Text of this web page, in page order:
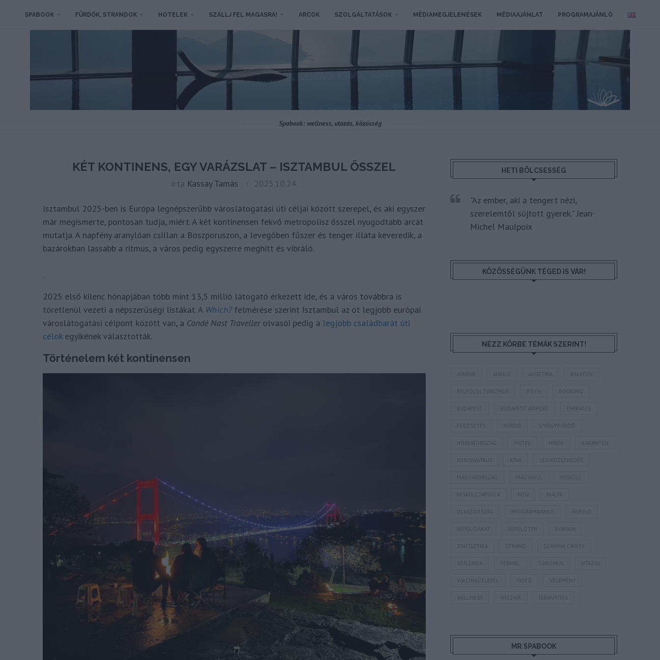
SPABOOK FÜRDŐK, STRANDOK HOTELEK SZÁLLJ FEL MAGASRA! ARCOK SZOLGÁLTATÁSOK MÉDIAMEGJELENÉSEK MÉDIAAJÁNLAT PROGRAMAJÁNLÓ
Spabook: wellness, utazás, közösség
KÉT KONTINENS, EGY VARÁZSLAT – ISZTAMBUL ŐSSZEL
írta Kassay Tamás 2025.10.24.
Isztambul 2025-ben is Európa legnépszerűbb városlátogatási úti céljai között szerepel, és aki egyszer
már megismerte, pontosan tudja, miért. A két kontinensen fekvő metropolisz ősszel nyugodtabb arcát
mutatja. A napfény aranylóan csillan a Boszporuszon, a levegőben fűszer és tenger illata keveredik, a
bazárokban lassabb a ritmus, a város pedig egyszerre meghitt és vibráló.
.
2025 első kilenc hónapjában több mint 13,5 millió látogató érkezett ide, és a város továbbra is
töretlenül vezeti a népszerűségi listákat. A Which?felmérése szerint Isztambul az öt legjobb európai
városlátogatási célpont között van, a Condé Nast Travellerolvasói pedig a legjobb családbarát úti
célokegyikének választották.
Történelem két kontinensen
HETI BÖLCSESSÉG
"Az ember, aki a tengert nézi,
szerelemtől sújtott gyerek." Jean-
Michel Maulpoix
KÖZÖSSÉGÜNK TÉGED IS VÁR!
NÉZZ KÖRBE TÉMÁK SZERINT!
AIRBNB AJÁNLÓ AUSZTRIA BALATON
BELFÖLDI TURIZMUS BGYH BOOKING
BUDAPEST BUDAPEST AIRPORT EMIRATES
FEJLESZTÉS FÜRDŐ GYÓGYFÜRDŐ
HORVÁTORSZÁG HOTEL HÍREK KARANTÉN
KORONAVÍRUS KÍNA LÉGIKÖZLEKEDÉS
MAGYARORSZÁG MAGYARUL MISKOLC
MISKOLCTAPOLCA MTÜ MÁLTA
OLASZORSZÁG PROGRAMAJÁNLÓ REPÜLŐ
REPÜLŐJÁRAT REPÜLŐTÉR RYANAIR
STATISZTIKA STRAND SZAKMAI CIKKEK
SZÁLLODA TERMÁL TURIZMUS UTAZÁS
VAKCINAÚTLEVÉL VIDEÓ VÉLEMÉNY
WELLNESS WIZZAIR ÚJRANYITÁS
MR SPABOOK